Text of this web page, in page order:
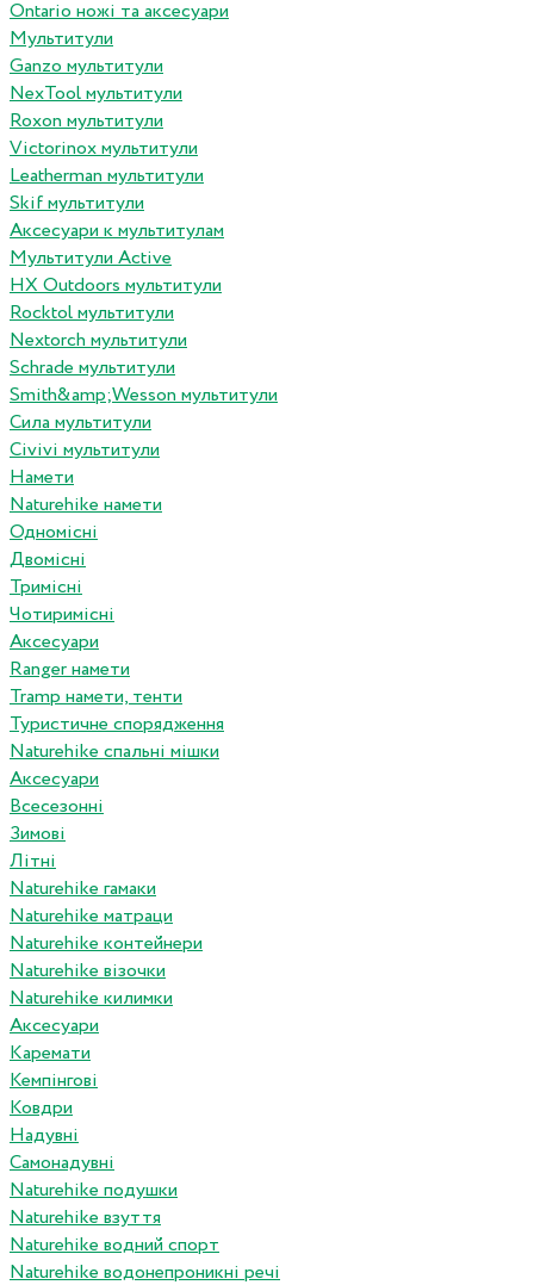
Ontario ножі та аксесуари
Мультитули
Ganzo мультитули
NexTool мультитули
Roxon мультитули
Victorinox мультитули
Leatherman мультитули
Skif мультитули
Аксесуари к мультитулам
Мультитули Active
HX Outdoors мультитули
Rocktol мультитули
Nextorch мультитули
Schrade мультитули
Smith&amp;Wesson мультитули
Сила мультитули
Civivi мультитули
Намети
Naturehike намети
Одномісні
Двомісні
Тримісні
Чотиримісні
Аксесуари
Ranger намети
Tramp намети, тенти
Туристичне спорядження
Naturehike спальні мішки
Аксесуари
Всесезонні
Зимові
Літні
Naturehike гамаки
Naturehike матраци
Naturehike контейнери
Naturehike візочки
Naturehike килимки
Аксесуари
Каремати
Кемпінгові
Ковдри
Надувні
Самонадувні
Naturehike подушки
Naturehike взуття
Naturehike водний спорт
Naturehike водонепроникні речі